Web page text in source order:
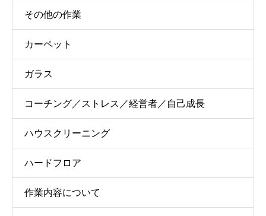
その他の作業
カーペット
ガラス
コーチング／ストレス／経営者／自己成長
ハウスクリーニング
ハードフロア
作業内容について